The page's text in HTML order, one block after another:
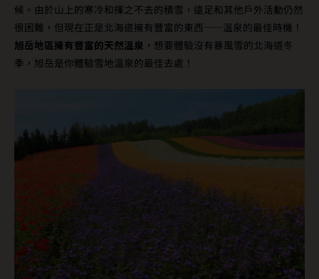
候。由於山上的寒冷和揮之不去的積雪，遠足和其他戶外活動仍然
很困難，但現在正是北海道擁有豐富的東西——溫泉的最佳時機！
旭岳地區擁有豐富的天然溫泉 ，想要體驗沒有暴風雪的北海道冬
季，旭岳是你體驗雪地溫泉的最佳去處！